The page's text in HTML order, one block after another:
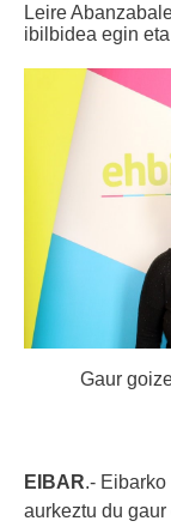
Leire
ibilbidea egin
Gaur
EIBAR.-
aurkeztu du